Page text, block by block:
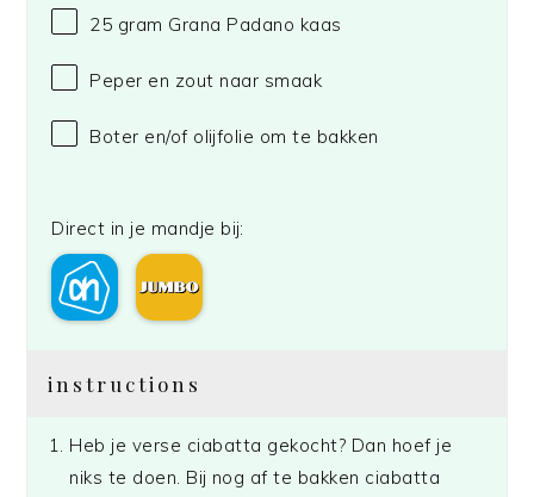
25 gram Grana Padano kaas
Peper en zout naar smaak
Boter en/of olijfolie om te bakken
Direct in je mandje bij:
instructions
Heb je verse ciabatta gekocht? Dan hoef je
niks te doen. Bij nog af te bakken ciabatta